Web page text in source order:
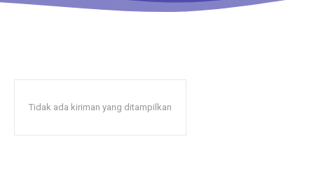
Tidak ada kiriman yang ditampilkan